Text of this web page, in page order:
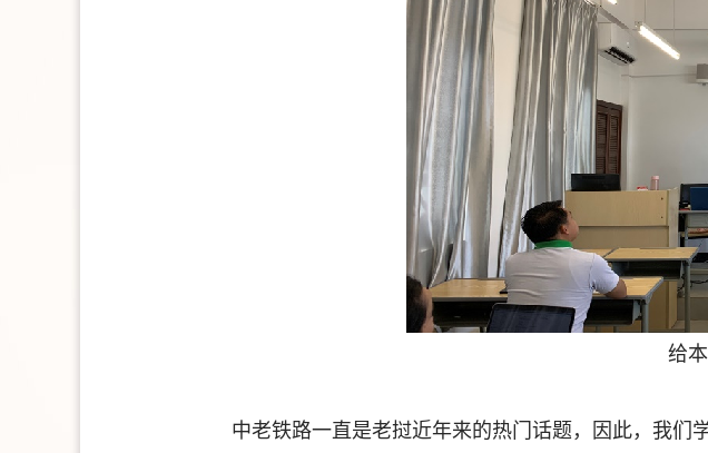
给
中老铁路一直是老挝近年来的热门话题，因此，我